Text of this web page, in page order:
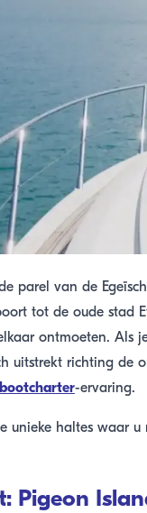
de parel van de
tot de oude stad
ontmoeten. Als
uitstrekt richting de
-ervaring.
unieke haltes waar u
Pigeon